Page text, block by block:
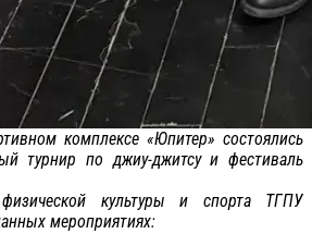
комплексе «Юпитер» состоялись
турнир по джиу-джитсу и фестиваль
культуры и спорта ТГПУ
мероприятиях: